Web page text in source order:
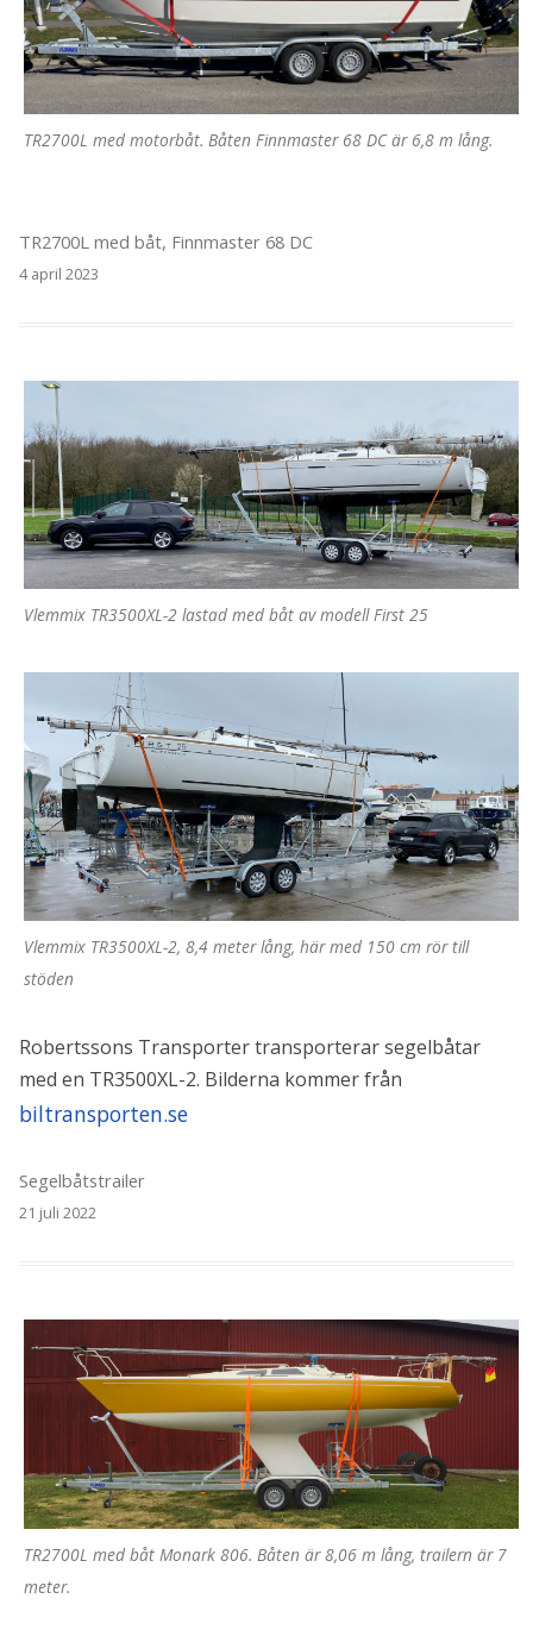
TR2700L med motorbåt. Båten Finnmaster 68 DC är 6,8 m lång.
TR2700L med båt, Finnmaster 68 DC
4 april 2023
Vlemmix TR3500XL-2 lastad med båt av modell First 25
Vlemmix TR3500XL-2, 8,4 meter lång, här med 150 cm rör till
stöden
Robertssons Transporter transporterar segelbåtar
med en TR3500XL-2. Bilderna kommer från
biltransporten.se
Segelbåtstrailer
21 juli 2022
TR2700L med båt Monark 806. Båten är 8,06 m lång, trailern är 7
meter.